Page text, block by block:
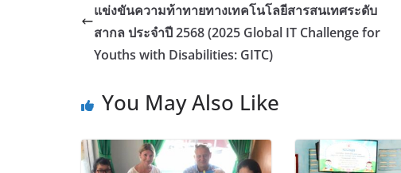
แข่งขันความท้าทายทางเทคโนโลยีสารสนเทศระดับ
สากล ประจำปี 2568 (2025 Global IT Challenge for
Youths with Disabilities: GITC)
You May Also Like